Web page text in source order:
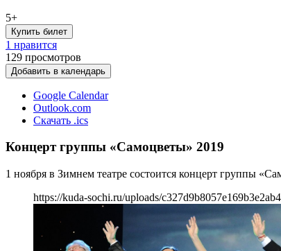
5+
Купить билет
1 нравится
129 просмотров
Добавить в календарь
Google Calendar
Outlook.com
Скачать .ics
Концерт группы «Самоцветы» 2019
1 ноября в Зимнем театре состоится концерт группы
https://kuda-sochi.ru/uploads/